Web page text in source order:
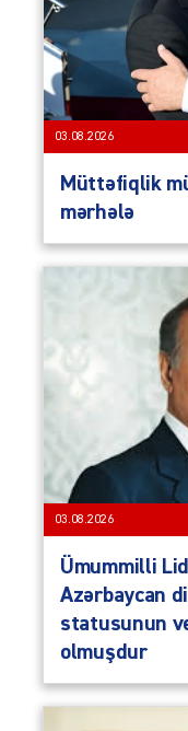
03.08.2026
Müttəfiqlik
mərhələ
03.08.2026
Ümummilli
Azərbaycan
statusunun
olmuşdur